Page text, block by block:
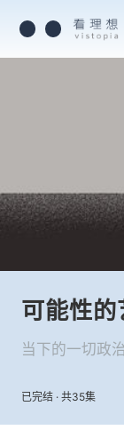
可能性的
当下的一切政
已完结 · 共35集